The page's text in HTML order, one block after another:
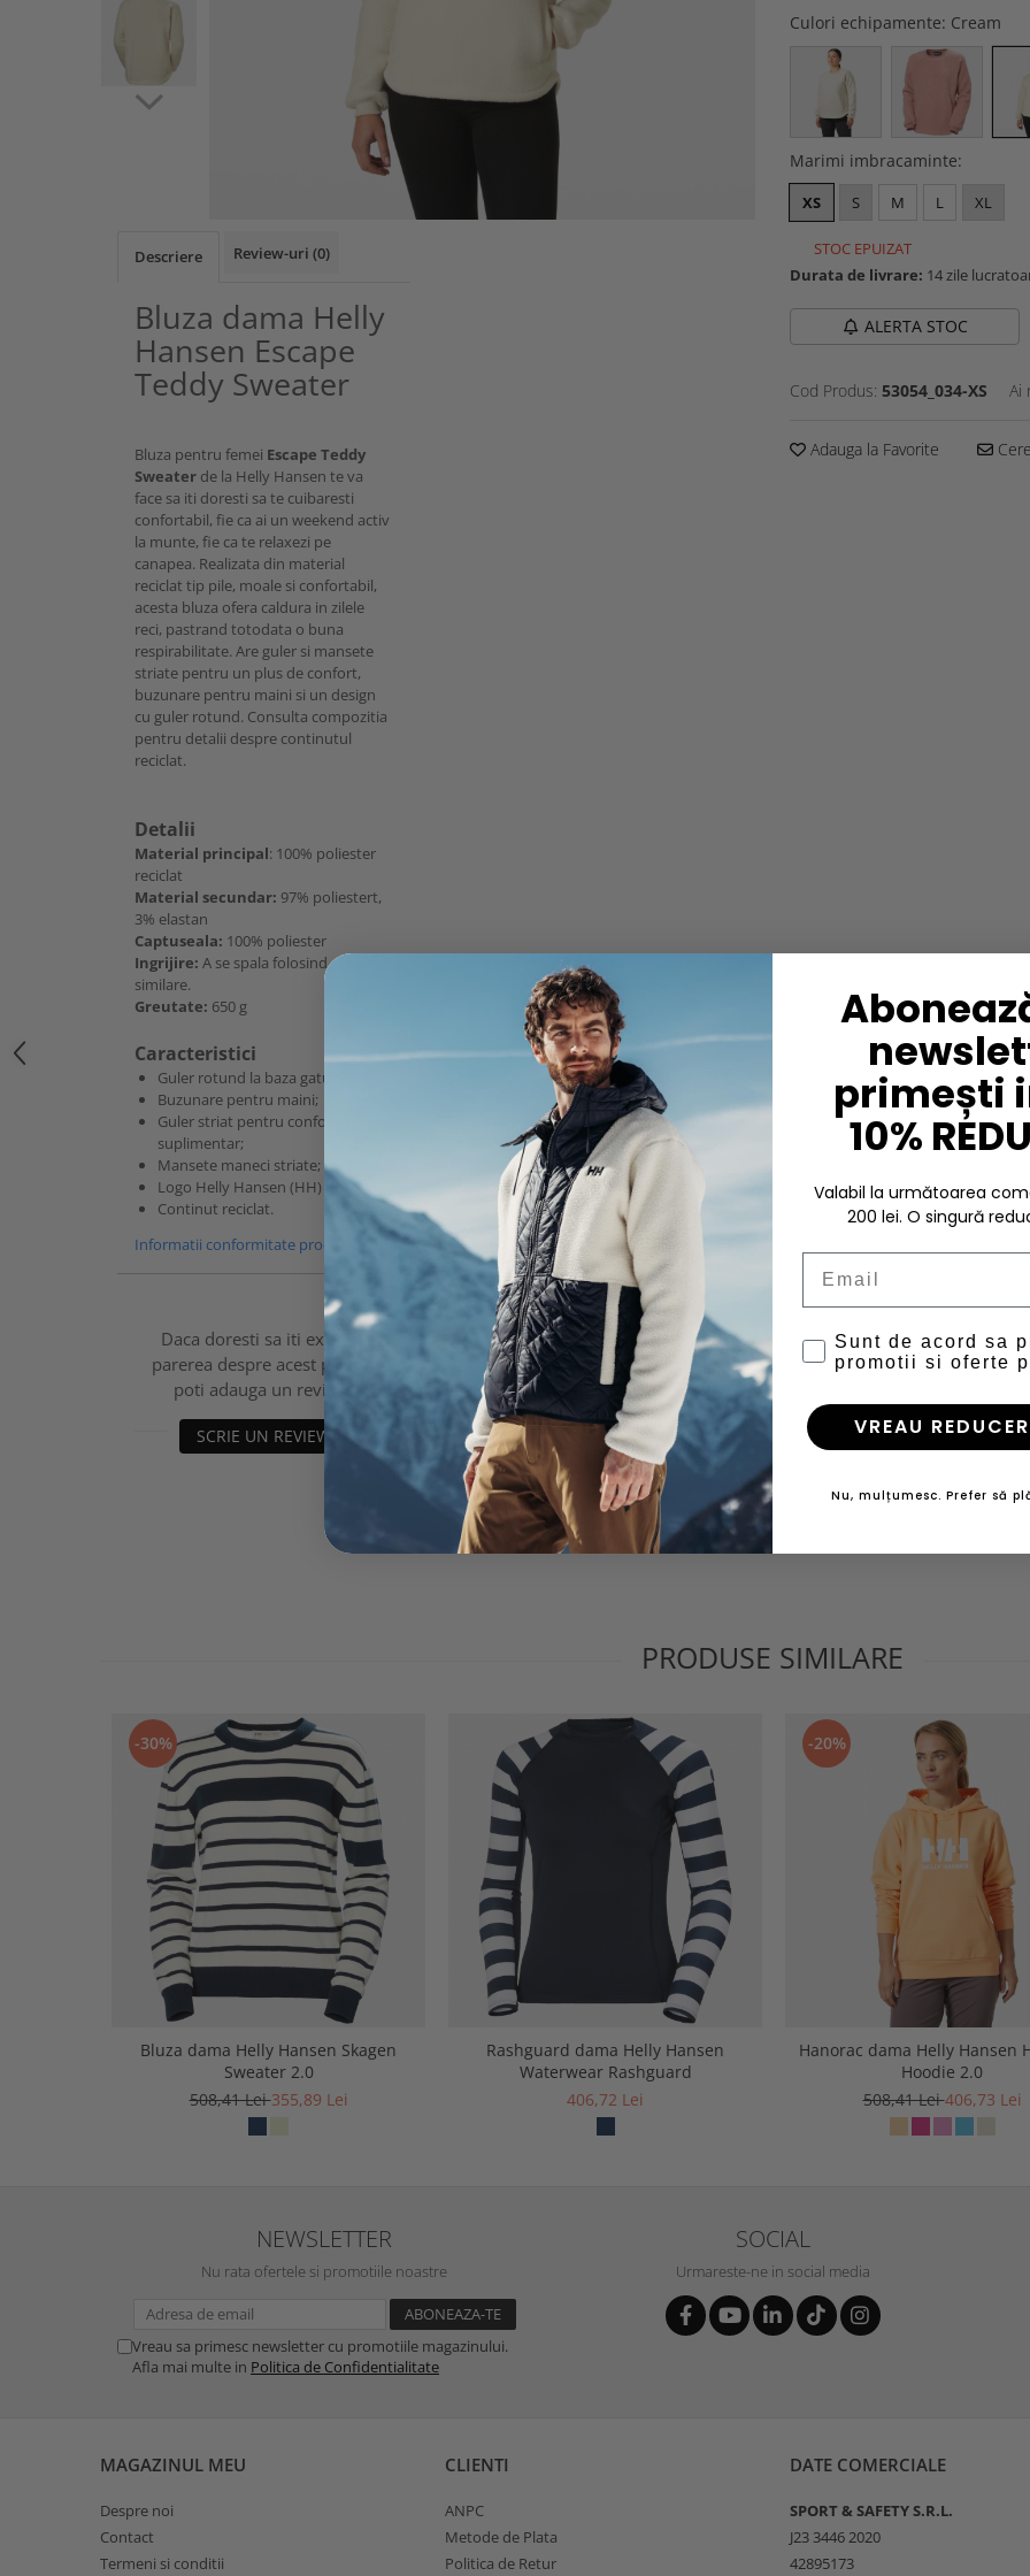
Descriere Review-uri (0)
Bluza dama Helly
Hansen Escape
Teddy Sweater
Bluza pentru femei Escape Teddy
Sweater de la Helly Hansen te va
face sa iti doresti sa te cuibaresti
confortabil, fie ca ai un weekend activ
la munte, fie ca te relaxezi pe
canapea. Realizata din material
reciclat tip pile, moale si confortabil,
acesta bluza ofera caldura in zilele
reci, pastrand totodata o buna
respirabilitate. Are guler si mansete
striate pentru un plus de confort,
buzunare pentru maini si un design
cu guler rotund. Consulta compozitia
pentru detalii despre continutul
reciclat.
Detalii
Material principal: 100% poliester
reciclat
Material secundar: 97% poliestert,
3% elastan
Captuseala: 100% poliester
Ingrijire: A se spala folosind culori
similare.
Greutate: 650 g
Caracteristici
Guler rotund la baza gatului;
Buzunare pentru maini;
Guler striat pentru confort
suplimentar;
Mansete maneci striate;
Logo Helly Hansen (HH) brodat;
Continut reciclat.
Informatii conformitate produs
Daca doresti sa iti exprimi
parerea despre acest produs
poti adauga un review.
SCRIE UN REVIEW
Culori echipamente: Cream
Marimi imbracaminte:
XS S M L XL
STOC EPUIZAT
Durata de livrare: 14 zile
ALERTA STOC
Cod Produs: 53054_034-XS Ai
Adauga la Favorite
PRODUSE SIMILARE
-30%
Bluza dama Helly Hansen Skagen
Sweater 2.0
508,41 Lei355,89 Lei
Rashguard dama Helly Hansen
Waterwear Rashguard
406,72 Lei
-20%
Hanorac dama Helly Hansen
Hoodie 2.0
508,41 Lei406,73 Lei
NEWSLETTER
Nu rata ofertele si promotiile noastre
Vreau sa primesc newsletter cu promotiile magazinului.
Afla mai multe in Politica de Confidentialitate
SOCIAL
Urmareste-ne in social media
MAGAZINUL MEU
Despre noi
Contact
Termeni si conditii
CLIENTI
ANPC
Metode de Plata
Politica de Retur
DATE COMERCIALE
SPORT & SAFETY S.R.L.
J23 3446 2020
42895173
primești
10%
Valabil la următoarea
200 lei. O singură
Sunt de acord sa
promotii si oferte
VREAU
Nu, mulțumesc. Prefer să